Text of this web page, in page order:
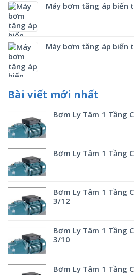
Máy bơm tăng áp biến
Máy bơm tăng áp biến
Bài viết mới nhất
Bơm Ly Tâm 1 Tầng
Bơm Ly Tâm 1 Tầng
Bơm Ly Tâm 1 Tầng
3/12
Bơm Ly Tâm 1 Tầng
3/10
Bơm Ly Tâm 1 Tầng